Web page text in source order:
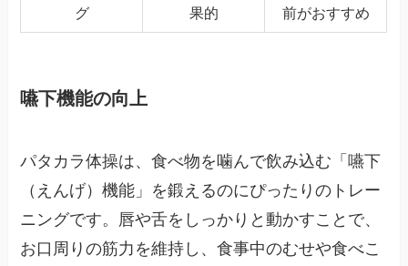
グ
果的
前がおすすめ
嚥下機能の向上
パタカラ体操は、食べ物を噛んで飲み込む「嚥下
（えんげ）機能」を鍛えるのにぴったりのトレー
ニングです。唇や舌をしっかりと動かすことで、
お口周りの筋力を維持し、食事中のむせや食べこ